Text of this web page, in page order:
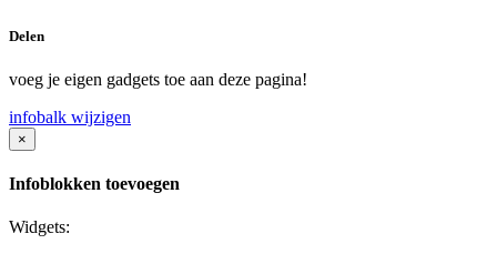
Delen
voeg je eigen gadgets toe aan deze pagina!
infobalk wijzigen
×
Infoblokken toevoegen
Widgets: